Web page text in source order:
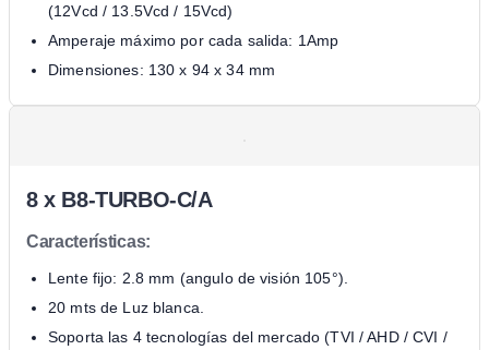
(12Vcd / 13.5Vcd / 15Vcd)
Amperaje máximo por cada salida: 1Amp
Dimensiones: 130 x 94 x 34 mm
8 x B8-TURBO-C/A
Características:
Lente fijo: 2.8 mm (angulo de visión 105°).
20 mts de Luz blanca.
Soporta las 4 tecnologías del mercado (TVI / AHD / CVI /